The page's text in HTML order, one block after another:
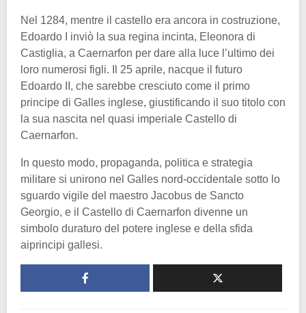
Nel 1284, mentre il castello era ancora in costruzione,
Edoardo I inviò la sua regina incinta, Eleonora di
Castiglia, a Caernarfon per dare alla luce l’ultimo dei
loro numerosi figli. Il 25 aprile, nacque il futuro
Edoardo II, che sarebbe cresciuto come il primo
principe di Galles inglese, giustificando il suo titolo con
la sua nascita nel quasi imperiale Castello di
Caernarfon.
In questo modo, propaganda, politica e strategia
militare si unirono nel Galles nord-occidentale sotto lo
sguardo vigile del maestro Jacobus de Sancto
Georgio, e il Castello di Caernarfon divenne un
simbolo duraturo del potere inglese e della sfida
aiprincipi gallesi.